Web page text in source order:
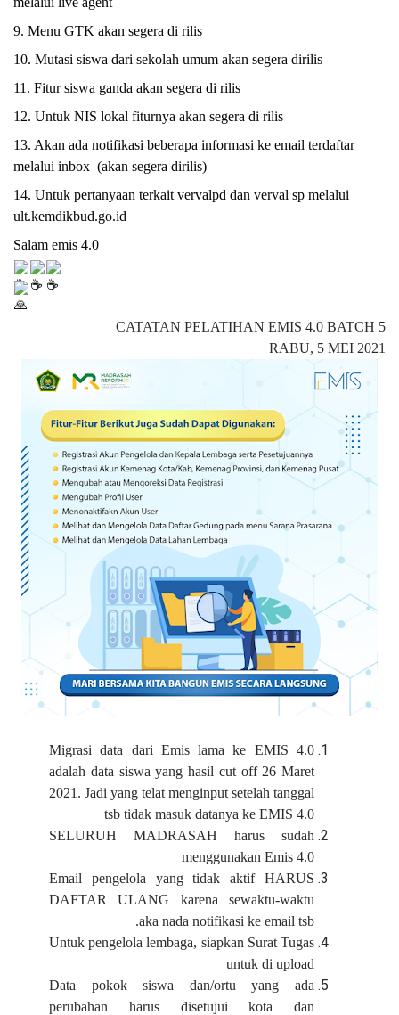
9. Menu GTK akan segera di rilis
10. Mutasi siswa dari sekolah umum akan segera dirilis
11. Fitur siswa ganda akan segera di rilis
12. Untuk NIS lokal fiturnya akan segera di rilis
13. Akan ada notifikasi beberapa informasi ke email terdaftar
melalui inbox  (akan segera dirilis)
14. Untuk pertanyaan terkait vervalpd dan verval sp melalui
ult.kemdikbud.go.id
Salam emis 4.0
CATATAN PELATIHAN EMIS 4.0 BATCH 5
RABU, 5 MEI 2021
Migrasi data dari Emis lama ke EMIS 4.0
adalah data siswa yang hasil cut off 26 Maret
2021. Jadi yang telat menginput setelah tanggal
tsb tidak masuk datanya ke EMIS 4.0
SELURUH MADRASAH harus sudah
menggunakan Emis 4.0
Email pengelola yang tidak aktif HARUS
DAFTAR ULANG karena sewaktu-waktu
aka nada notifikasi ke email tsb.
Untuk pengelola lembaga, siapkan Surat Tugas
untuk di upload
Data pokok siswa dan/ortu yang ada
perubahan harus disetujui kota dan